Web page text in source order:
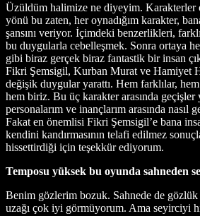
Üzüldüm halimize ne diyeyim. Karakterler
yönü bu zaten, her oynadığım karakter,
şansını veriyor. İçimdeki benzerlikleri,
bu duygularla cebelleşmek. Sonra ortaya
gibi biraz gerçek biraz fantastik bir insan
Fikri Şemsigil, Kurban Murat ve Hamiyet
değişik duygular yarattı. Hem farklılar,
hem biriz. Bu üç karakter arasında geçişler
personalarım ve inançlarım arasında nasıl
Fakat en önemlisi Fikri Şemsigil’e bana
kendini kandırmasının telafi edilmez
hissettirdiği için teşekkür ediyorum.
Temposu yüksek bu oyunda sahneden
Benim gözlerim bozuk. Sahnede de gözlük
uzağı çok iyi görmüyorum. Ama seyirciyi